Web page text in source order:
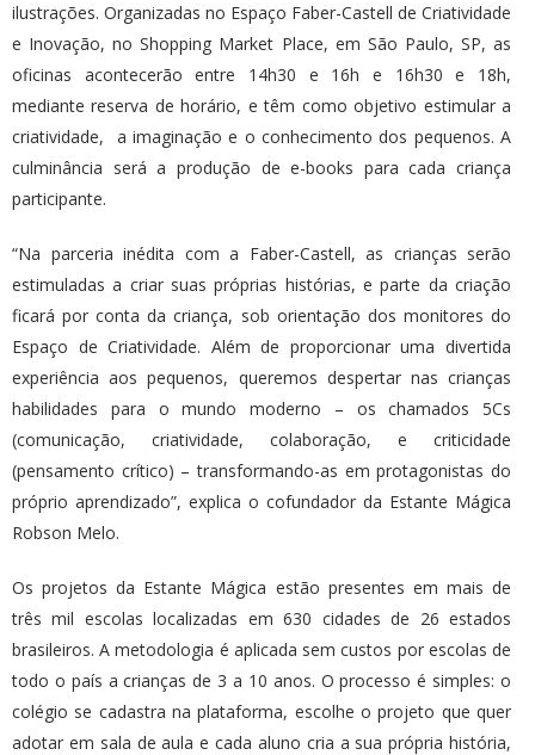
ilustrações. Organizadas no Espaço Faber-Castell de Criatividade
e Inovação, no Shopping Market Place, em São Paulo, SP, as
oficinas acontecerão entre 14h30 e 16h e 16h30 e 18h,
mediante reserva de horário, e têm como objetivo estimular a
criatividade, a imaginação e o conhecimento dos pequenos. A
culminância será a produção de e-books para cada criança
participante.
“Na parceria inédita com a Faber-Castell, as crianças serão
estimuladas a criar suas próprias histórias, e parte da criação
ficará por conta da criança, sob orientação dos monitores do
Espaço de Criatividade. Além de proporcionar uma divertida
experiência aos pequenos, queremos despertar nas crianças
habilidades para o mundo moderno – os chamados 5Cs
(comunicação, criatividade, colaboração, e criticidade
(pensamento crítico) – transformando-as em protagonistas do
próprio aprendizado”, explica o cofundador da Estante Mágica
Robson Melo.
Os projetos da Estante Mágica estão presentes em mais de
três mil escolas localizadas em 630 cidades de 26 estados
brasileiros. A metodologia é aplicada sem custos por escolas de
todo o país a crianças de 3 a 10 anos. O processo é simples: o
colégio se cadastra na plataforma, escolhe o projeto que quer
adotar em sala de aula e cada aluno cria a sua própria história,